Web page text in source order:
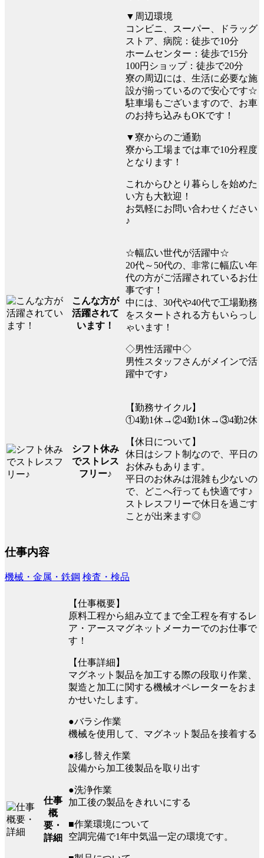
▼周辺環境
コンビニ、スーパー、ドラッグ
ストア、病院：徒歩で10分
ホームセンター：徒歩で15分
100円ショップ：徒歩で20分
寮の周辺には、生活に必要な施
設が揃っているので安心です☆
駐車場もございますので、お車
のお持ち込みもOKです！
▼寮からのご通勤
寮から工場までは車で10分程度
となります！
これからひとり暮らしを始めた
い方も大歓迎！
お気軽にお問い合わせください
♪
こんな方が
活躍されて
います！
☆幅広い世代が活躍中☆
20代～50代の、非常に幅広い年
代の方がご活躍されているお仕
事です！
中には、30代や40代で工場勤務
をスタートされる方もいらっし
ゃいます！
◇男性活躍中◇
男性スタッフさんがメインで活
躍中です♪
シフト休み
でストレス
フリー♪
【勤務サイクル】
①4勤1休→②4勤1休→③4勤2休
【休日について】
休日はシフト制なので、平日の
お休みもあります。
平日のお休みは混雑も少ないの
で、どこへ行っても快適です♪
ストレスフリーで休日を過ごす
ことが出来ます◎
仕事内容
機械・金属・鉄鋼 検査・検品
仕事
概
要・
詳細
【仕事概要】
原料工程から組み立てまで全工程を有するレ
ア・アースマグネットメーカーでのお仕事で
す！
【仕事詳細】
マグネット製品を加工する際の段取り作業、
製造と加工に関する機械オペレーターをおま
かせいたします。
●バラシ作業
機械を使用して、マグネット製品を接着する
●移し替え作業
設備から加工後製品を取り出す
●洗浄作業
加工後の製品をきれいにする
■作業環境について
空調完備で1年中気温一定の環境です。